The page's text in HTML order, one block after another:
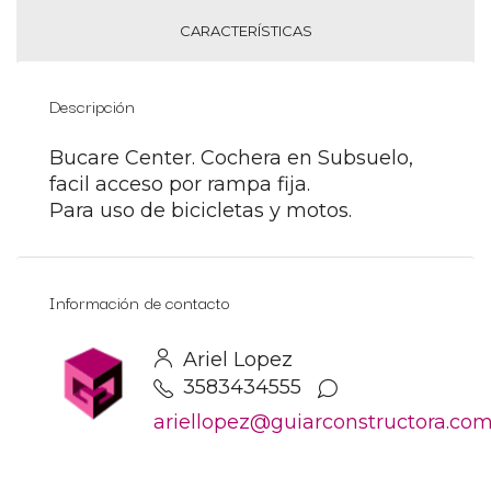
CARACTERÍSTICAS
Descripción
Bucare Center. Cochera en Subsuelo,
facil acceso por rampa fija.
Para uso de bicicletas y motos.
Información de contacto
Ariel Lopez
3583434555